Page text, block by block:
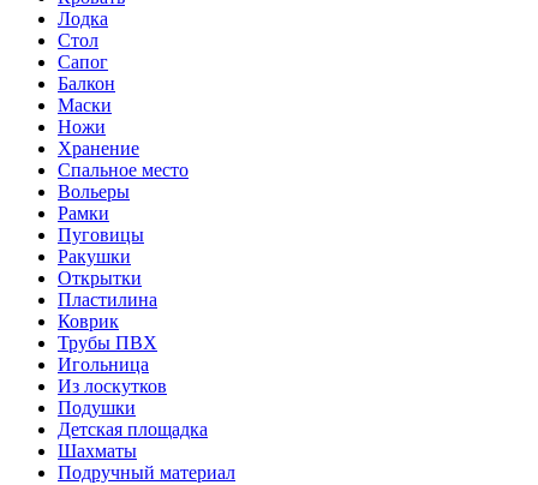
Лодка
Стол
Сапог
Балкон
Маски
Ножи
Хранение
Спальное место
Вольеры
Рамки
Пуговицы
Ракушки
Открытки
Пластилина
Коврик
Трубы ПВХ
Игольница
Из лоскутков
Подушки
Детская площадка
Шахматы
Подручный материал